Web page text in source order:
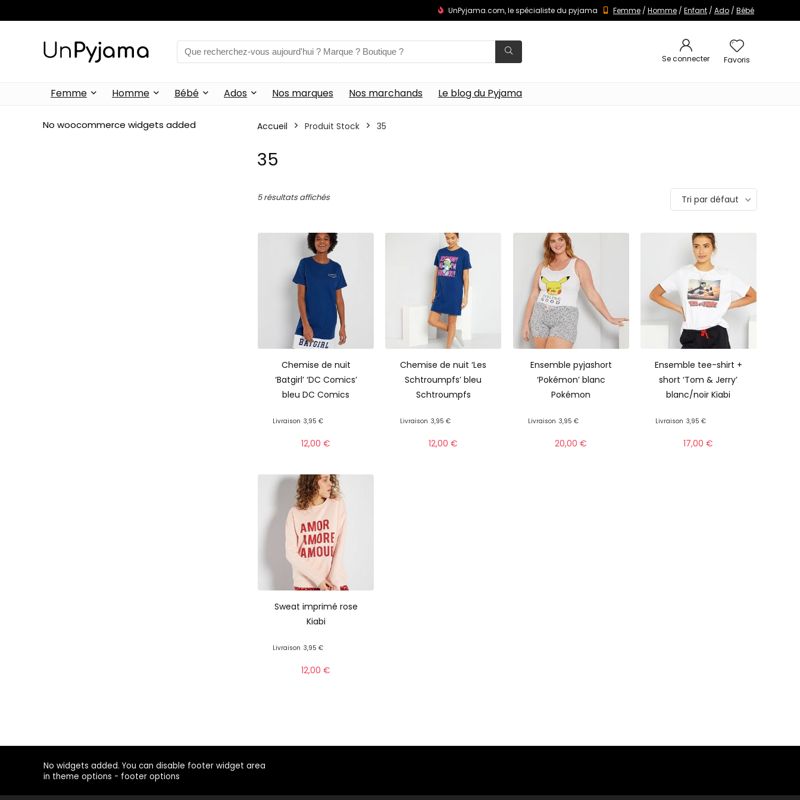
UnPyjama.com, le spécialiste du pyjama Femme / Homme / Enfant / Ado / Bébé
Se connecter Favoris
Femme Homme Bébé Ados Nos marques Nos marchands Le blog du Pyjama
No woocommerce widgets added Accueil Produit Stock 35
35
5 résultats affichés Tri par défaut
Chemise de nuit
‘Batgirl’ ‘DC Comics’
bleu DC Comics
Livraison 3,95 €
12,00€
Chemise de nuit ‘Les
Schtroumpfs’ bleu
Schtroumpfs
Livraison 3,95 €
12,00€
Ensemble pyjashort
‘Pokémon’ blanc
Pokémon
Livraison 3,95 €
20,00€
Ensemble tee-shirt +
short ‘Tom & Jerry’
blanc/noir Kiabi
Livraison 3,95 €
17,00€
Sweat imprimé rose
Kiabi
Livraison 3,95 €
12,00€
No widgets added. You can disable footer widget area
in theme options - footer options